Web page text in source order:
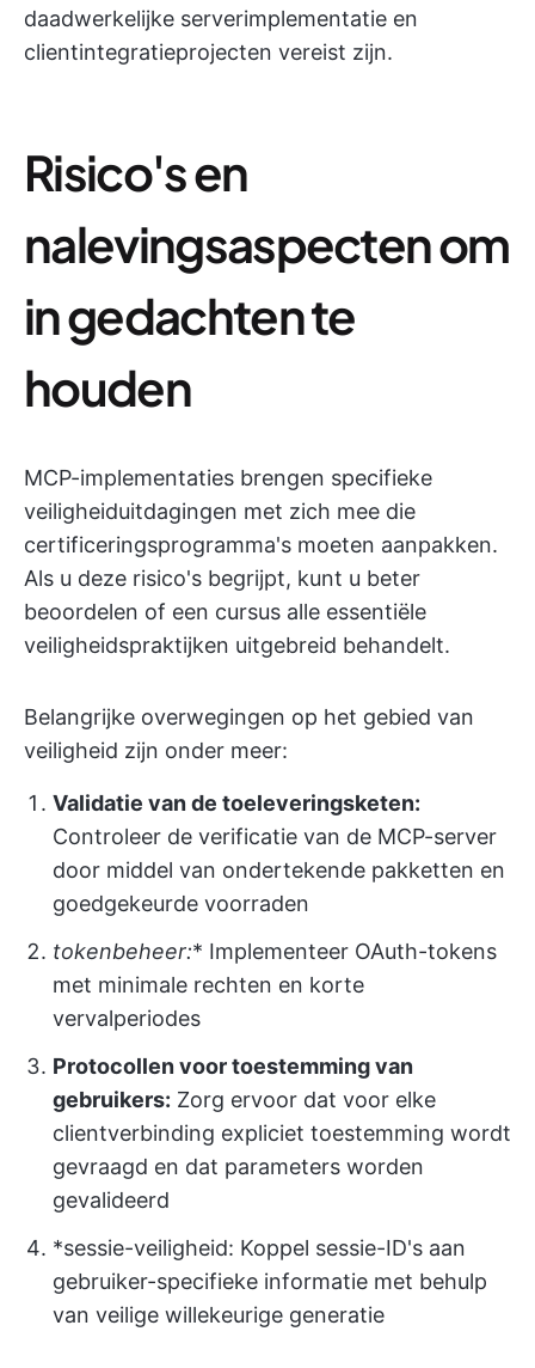
daadwerkelijke serverimplementatie en
clientintegratieprojecten vereist zijn.
Risico's en
nalevingsaspecten om
in gedachten te
houden
MCP-implementaties brengen specifieke
veiligheiduitdagingen met zich mee die
certificeringsprogramma's moeten aanpakken.
Als u deze risico's begrijpt, kunt u beter
beoordelen of een cursus alle essentiële
veiligheidspraktijken uitgebreid behandelt.
Belangrijke overwegingen op het gebied van
veiligheid zijn onder meer:
Validatie van de toeleveringsketen:
Controleer de verificatie van de MCP-server
door middel van ondertekende pakketten en
goedgekeurde voorraden
tokenbeheer:* Implementeer OAuth-tokens
met minimale rechten en korte
vervalperiodes
Protocollen voor toestemming van
gebruikers: Zorg ervoor dat voor elke
clientverbinding expliciet toestemming wordt
gevraagd en dat parameters worden
gevalideerd
*sessie-veiligheid: Koppel sessie-ID's aan
gebruiker-specifieke informatie met behulp
van veilige willekeurige generatie